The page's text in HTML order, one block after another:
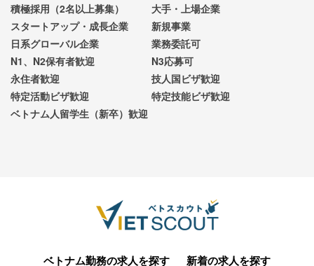
積極採用（2名以上募集）
大手・上場企業
スタートアップ・成長企業
新規事業
日系グローバル企業
業務委託可
N1、N2保有者歓迎
N3応募可
永住者歓迎
技人国ビザ歓迎
特定活動ビザ歓迎
特定技能ビザ歓迎
ベトナム人留学生（新卒）歓迎
ベトナム勤務の求人を探す 新着の求人を探す